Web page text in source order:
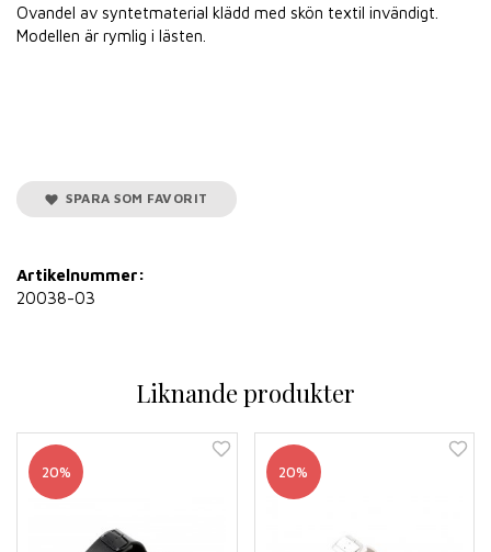
Ovandel av syntetmaterial klädd med skön textil invändigt.
Modellen är rymlig i lästen.
SPARA SOM FAVORIT
Artikelnummer:
20038-03
Liknande produkter
20% 20%